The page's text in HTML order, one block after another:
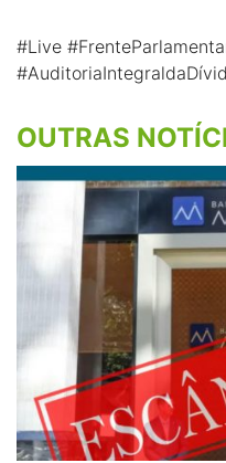
#Live
OUTRAS